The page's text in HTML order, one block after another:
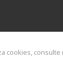
cookies,